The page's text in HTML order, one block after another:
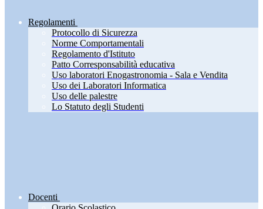
Regolamenti
Protocollo di Sicurezza
Norme Comportamentali
Regolamento d'Istituto
Patto Corresponsabilità educativa
Uso laboratori Enogastronomia - Sala e Vendita
Uso dei Laboratori Informatica
Uso delle palestre
Lo Statuto degli Studenti
Docenti